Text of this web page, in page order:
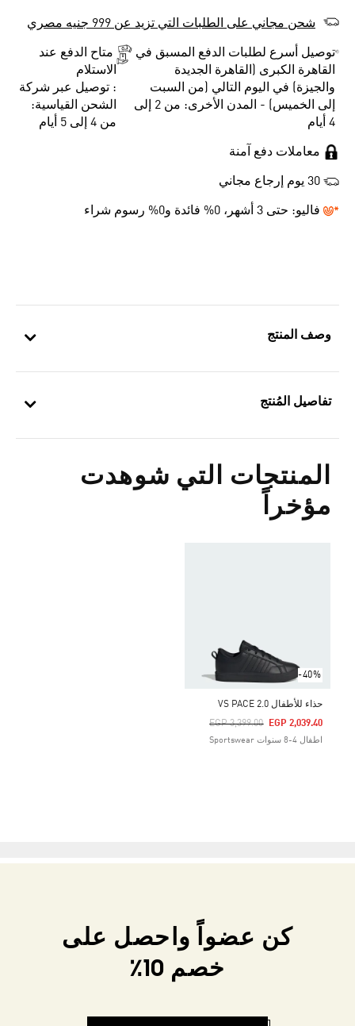
وصف المنتج
تفاصيل المُنتج
المنتجات التي شوهدت
مؤخراً
-40%
حذاء للأطفال VS PACE 2.0
Price Reduced From
EGP 3,399.00
To EGP 2,039.40
اطفال 4-8 سنوات Sportswear
شحن مجاني على الطلبات التي تزيد عن 999 جنيه مصري
توصيل أسرع لطلبات الدفع المسبق في
القاهرة الكبرى (القاهرة الجديدة
والجيزة) في اليوم التالي (من السبت
إلى الخميس) - المدن الأخرى: من 2 إلى
4 أيام
متاح الدفع عند
الاستلام
: توصيل عبر شركة
الشحن القياسية:
من 4 إلى 5 أيام
معاملات دفع آمنة
فاليو: حتى 3 أشهر، 0% فائدة و0% رسوم شراء
كن عضواً واحصل على
خصم 10٪